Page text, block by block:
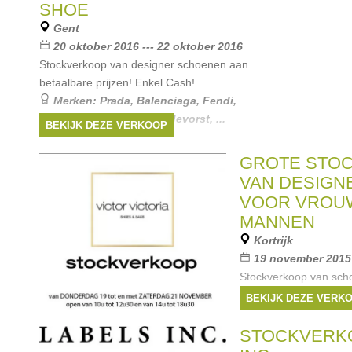
SHOE
Gent
20 oktober 2016 --- 22 oktober 2016
Stockverkoop van designer schoenen aan
betaalbare prijzen! Enkel Cash!
Merken: Prada, Balenciaga, Fendi,
Bottega Veneta,A.F. Vandevorst, ...
BEKIJK DEZE VERKOOP
GROTE
VAN
VOOR
MANNEN
Kortrijk
19 november
Stockverkoop van
Marant - Jimmy
Marc by Marc Jacobs
Rossetti - Rosetti One
March23 - etc Noot:
BEKIJK DEZE